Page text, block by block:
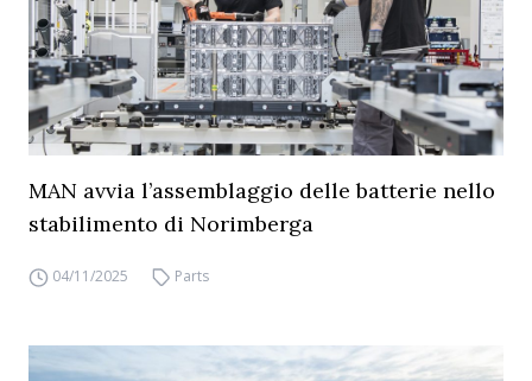
MAN avvia l’assemblaggio delle batterie nello
stabilimento di Norimberga
04/11/2025 Parts